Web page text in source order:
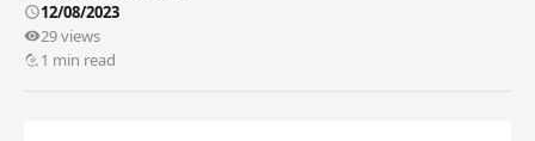
12/08/2023
29 views
1 min read